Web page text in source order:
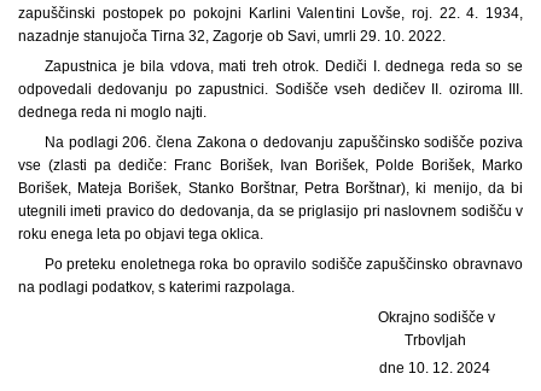
zapuščinski postopek po pokojni Karlini Valentini Lovše, roj. 22. 4. 1934,
nazadnje stanujoča Tirna 32, Zagorje ob Savi, umrli 29. 10. 2022.
Zapustnica je bila vdova, mati treh otrok. Dediči I. dednega reda so se
odpovedali dedovanju po zapustnici. Sodišče vseh dedičev II. oziroma III.
dednega reda ni moglo najti.
Na podlagi 206. člena Zakona o dedovanju zapuščinsko sodišče poziva
vse (zlasti pa dediče: Franc Borišek, Ivan Borišek, Polde Borišek, Marko
Borišek, Mateja Borišek, Stanko Borštnar, Petra Borštnar), ki menijo, da bi
utegnili imeti pravico do dedovanja, da se priglasijo pri naslovnem sodišču v
roku enega leta po objavi tega oklica.
Po preteku enoletnega roka bo opravilo sodišče zapuščinsko obravnavo
na podlagi podatkov, s katerimi razpolaga.
Okrajno sodišče v
Trbovljah
dne 10. 12. 2024